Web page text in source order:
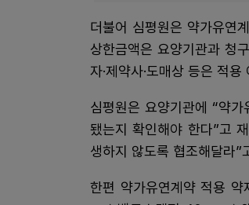
더불어 심평원은 약가유연
상한금액은 요양기관과 청
자·제약사·도매상 등은 적
심평원은 요양기관에 “약
됐는지 확인해야 한다”고
생하지 않도록 협조해달라”
한편 약가유연계약 적용